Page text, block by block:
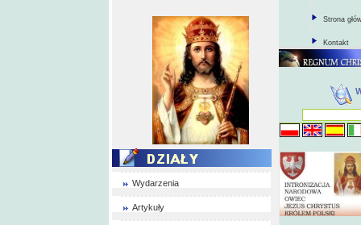
Wydarzenia
Artykuły
Strona
Kontakt